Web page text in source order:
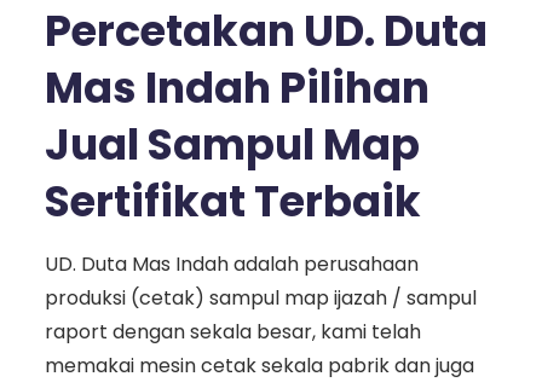
Percetakan UD. Duta
Mas Indah Pilihan
Jual Sampul Map
Sertifikat Terbaik
UD. Duta Mas Indah adalah perusahaan
produksi (cetak) sampul map ijazah / sampul
raport dengan sekala besar, kami telah
memakai mesin cetak sekala pabrik dan juga